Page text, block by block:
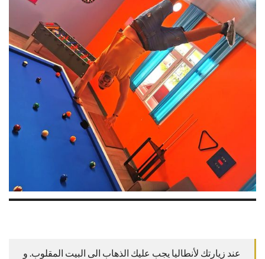
عند زيارتك لأنطاليا يجب عليك الذهاب الى البيت المقلوب. و